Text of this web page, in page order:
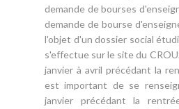
demande de bourses
demande de bourse
l'objet d'un dossier social
s'effectue sur le site du
janvier à avril précédant la
est important de se
janvier précédant la